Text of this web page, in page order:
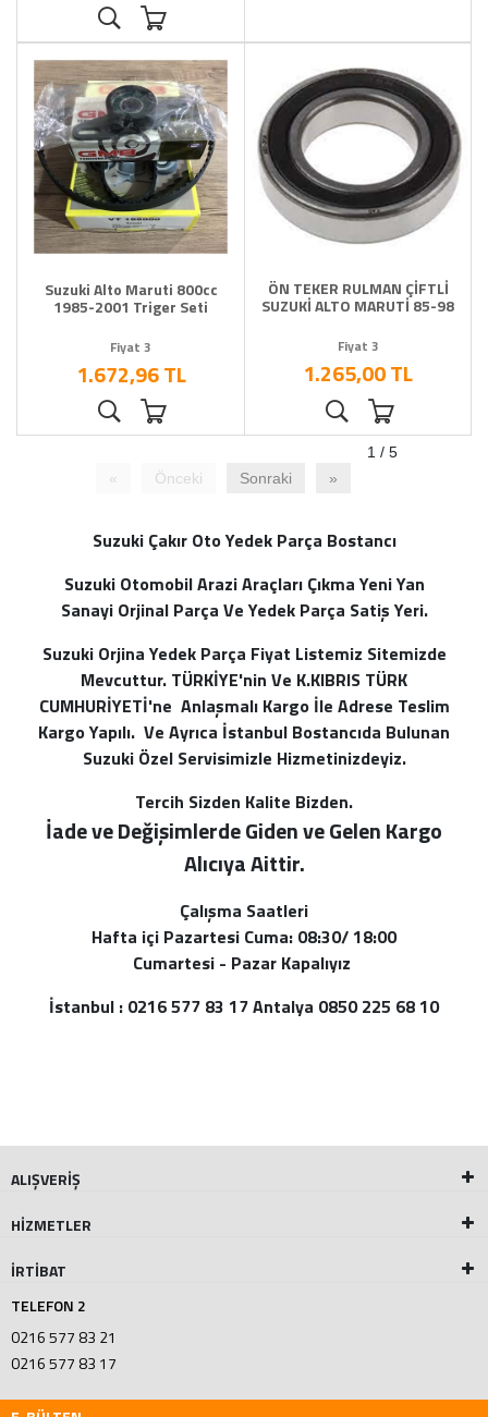
Suzuki Alto Maruti 800cc
1985-2001 Triger Seti
Fiyat 3
1.672,96 TL
ÖN TEKER RULMAN ÇİFTLİ
SUZUKİ ALTO MARUTİ 85-98
Fiyat 3
1.265,00 TL
« Önceki Sonraki »
1 / 5
Suzuki Çakır Oto Yedek Parça Bostancı
Suzuki Otomobil Arazi Araçları Çıkma Yeni Yan
Sanayi Orjinal Parça Ve Yedek Parça Satiş Yeri.
Suzuki Orjina Yedek Parça Fiyat Listemiz Sitemizde
Mevcuttur. TÜRKİYE'nin Ve K.KIBRIS TÜRK
CUMHURİYETİ'ne Anlaşmalı Kargo İle Adrese Teslim
Kargo Yapılı. Ve Ayrıca İstanbul Bostancıda Bulunan
Suzuki Özel Servisimizle Hizmetinizdeyiz.
Tercih Sizden Kalite Bizden.
İade ve Değişimlerde Giden ve Gelen Kargo
Alıcıya Aittir.
Çalışma Saatleri
Hafta içi Pazartesi Cuma: 08:30/ 18:00
Cumartesi - Pazar Kapalıyız
İstanbul : 0216 577 83 17 Antalya 0850 225 68 10
ALIŞVERİŞ
HİZMETLER
İRTİBAT
TELEFON 2
0216 577 83 21
0216 577 83 17